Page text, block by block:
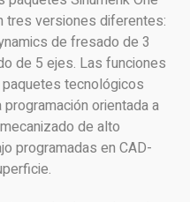
tres versiones diferentes:
de fresado de 3
de 5 ejes. Las funciones
tecnológicos
orientada a
de alto
programadas en CAD-